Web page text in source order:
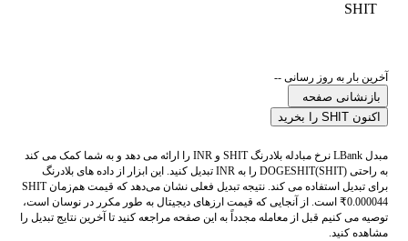
SHIT
آخرین بار به روز رسانی --
بازنشانی صفحه
اکنون SHIT را بخرید
مبدل LBank نرخ مبادله بلادرنگ SHIT و INR را ارائه می دهد و به شما کمک می کند
به راحتی DOGESHIT(SHIT) را به INR تبدیل کنید. این ابزار از داده های بلادرنگ
برای تبدیل استفاده می کند. نتیجه تبدیل فعلی نشان می‌دهد که قیمت هم‌زمان SHIT
₹0.000044 است. از آنجایی که قیمت ارزهای دیجیتال به طور مکرر در نوسان است،
توصیه می کنیم قبل از معامله مجدداً به این صفحه مراجعه کنید تا آخرین نتایج تبدیل را
مشاهده کنید.